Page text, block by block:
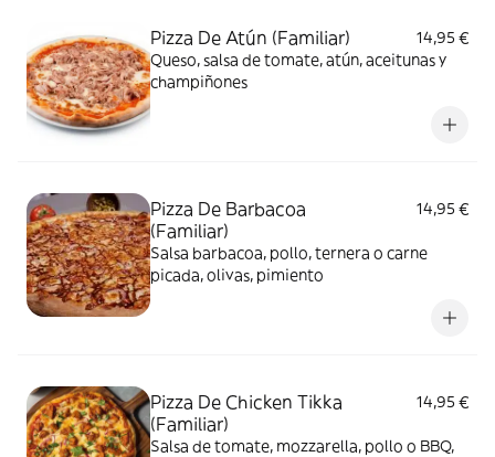
Pizza De Atún (Familiar)
14,95 €
Queso, salsa de tomate, atún, aceitunas y
champiñones
Pizza De Barbacoa
(Familiar)
14,95 €
Salsa barbacoa, pollo, ternera o carne
picada, olivas, pimiento
Pizza De Chicken Tikka
(Familiar)
14,95 €
Salsa de tomate, mozzarella, pollo o BBQ,